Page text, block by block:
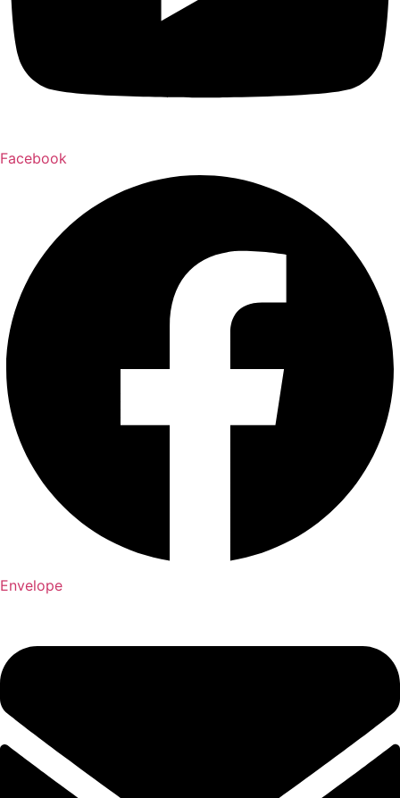
Facebook
Envelope